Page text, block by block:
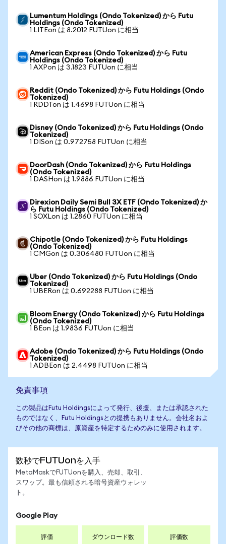
Lumentum Holdings (Ondo Tokenized) から Futu
Holdings (Ondo Tokenized)
1 LITEon は 8.2012 FUTUon に相当
American Express (Ondo Tokenized) から Futu
Holdings (Ondo Tokenized)
1 AXPon は 3.1823 FUTUon に相当
Reddit (Ondo Tokenized) から Futu Holdings (Ondo
Tokenized)
1 RDDTon は 1.4698 FUTUon に相当
Disney (Ondo Tokenized) から Futu Holdings (Ondo
Tokenized)
1 DISon は 0.972758 FUTUon に相当
DoorDash (Ondo Tokenized) から Futu Holdings
(Ondo Tokenized)
1 DASHon は 1.9886 FUTUon に相当
Direxion Daily Semi Bull 3X ETF (Ondo Tokenized) か
ら Futu Holdings (Ondo Tokenized)
1 SOXLon は 1.2860 FUTUon に相当
Chipotle (Ondo Tokenized) から Futu Holdings
(Ondo Tokenized)
1 CMGon は 0.306480 FUTUon に相当
Uber (Ondo Tokenized) から Futu Holdings (Ondo
Tokenized)
1 UBERon は 0.692288 FUTUon に相当
Bloom Energy (Ondo Tokenized) から Futu Holdings
(Ondo Tokenized)
1 BEon は 1.9836 FUTUon に相当
Adobe (Ondo Tokenized) から Futu Holdings (Ondo
Tokenized)
1 ADBEon は 2.4498 FUTUon に相当
免責事項
この製品はFutu Holdingsによって発行、後援、または承認された
ものではなく、Futu Holdingsとの提携もありません。会社名およ
びその他の商標は、原資産を特定するためのみに使用されます。
数秒でFUTUonを入手
MetaMaskでFUTUonを購入、売却、取引、
スワップ。最も信頼される暗号資産ウォレッ
ト。
Google Play
評価 ダウンロード数 評価数